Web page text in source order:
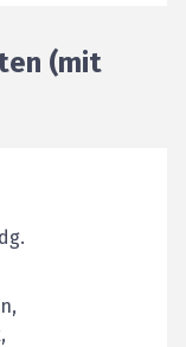
(mit